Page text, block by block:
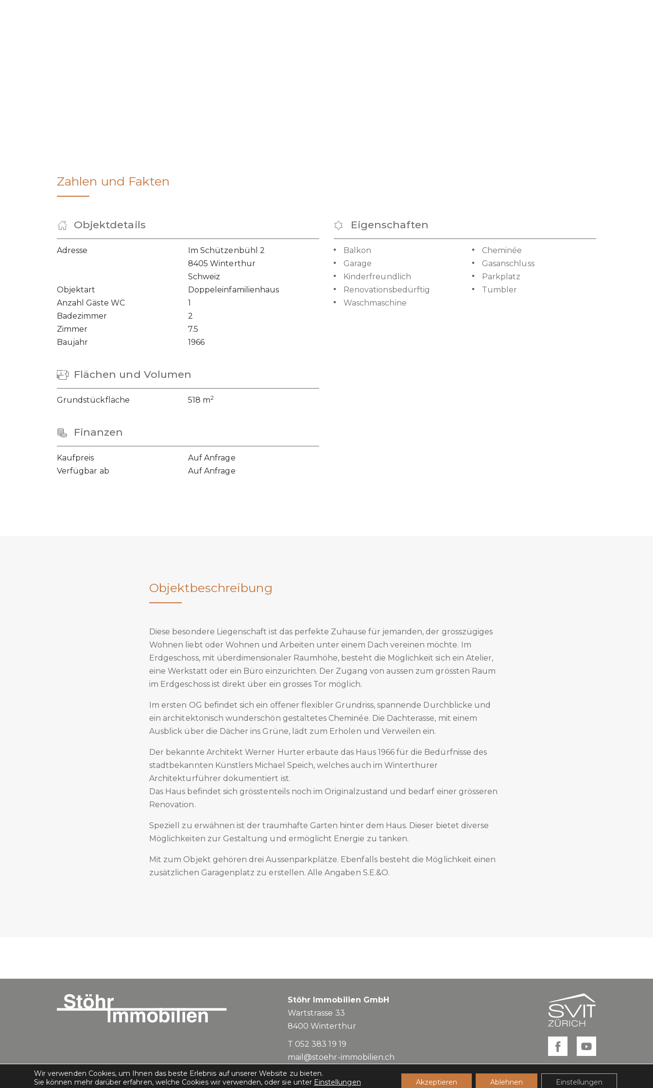
Zahlen und Fakten
Objektdetails
Adresse
Im Schützenbühl 2
8405 Winterthur
Schweiz
Objektart
Doppeleinfamilienhaus
Anzahl Gäste WC
1
Badezimmer
2
Zimmer
7.5
Baujahr
1966
Flächen und Volumen
Grundstückfläche 518 m2
Finanzen
Kaufpreis
Auf Anfrage
Verfügbar ab
Auf Anfrage
Eigenschaften
Balkon
Cheminée
Garage
Gasanschluss
Kinderfreundlich
Parkplatz
Renovationsbedürftig
Tumbler
Waschmaschine
Objektbeschreibung
Diese besondere Liegenschaft ist das perfekte Zuhause für jemanden, der grosszügiges
Wohnen liebt oder Wohnen und Arbeiten unter einem Dach vereinen möchte. Im
Erdgeschoss, mit überdimensionaler Raumhöhe, besteht die Möglichkeit sich ein Atelier,
eine Werkstatt oder ein Büro einzurichten. Der Zugang von aussen zum grössten Raum
im Erdgeschoss ist direkt über ein grosses Tor möglich.
Im ersten OG befindet sich ein offener flexibler Grundriss, spannende Durchblicke und
ein architektonisch wunderschön gestaltetes Cheminée. Die Dachterasse, mit einem
Ausblick über die Dächer ins Grüne, lädt zum Erholen und Verweilen ein.
Der bekannte Architekt Werner Hurter erbaute das Haus 1966 für die Bedürfnisse des
stadtbekannten Künstlers Michael Speich, welches auch im Winterthurer
Architekturführer dokumentiert ist.
Das Haus befindet sich grösstenteils noch im Originalzustand und bedarf einer grösseren
Renovation.
Speziell zu erwähnen ist der traumhafte Garten hinter dem Haus. Dieser bietet diverse
Möglichkeiten zur Gestaltung und ermöglicht Energie zu tanken.
Mit zum Objekt gehören drei Aussenparkplätze. Ebenfalls besteht die Möglichkeit einen
zusätzlichen Garagenplatz zu erstellen. Alle Angaben S.E.&O.
Stöhr Immobilien GmbH
Wartstrasse 33
8400Winterthur
T 052 383 19 19
mail@stoehr-immobilien.ch
Wir verwenden Cookies, um Ihnen das beste Erlebnis auf unserer Website zu bieten.
Sie können mehr darüber erfahren, welche Cookies wir verwenden, oder sie unter Einstellungen
Akzeptieren Ablehnen Einstellungen